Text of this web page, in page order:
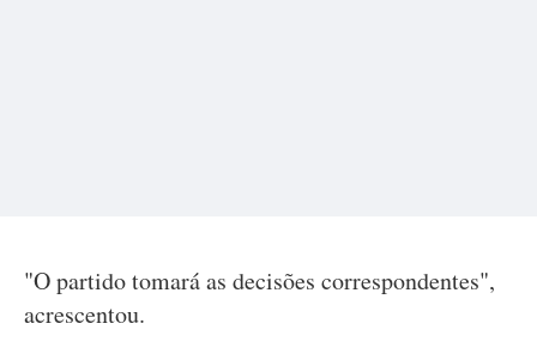
"O partido tomará as decisões correspondentes",
acrescentou.